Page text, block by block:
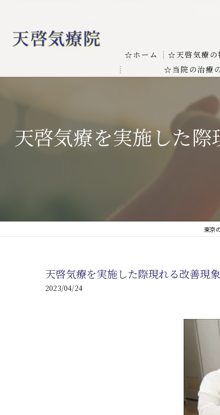
☆ホーム ☆天啓気療の
天啓気療に関
本物の気功
☆当院の治療
線維筋痛症が天啓気療
難病の疾患
心臓の疾患
腎臓の疾患
天啓気療を実施した
東京
天啓気療を実施した際現れる改善現
2023/04/24